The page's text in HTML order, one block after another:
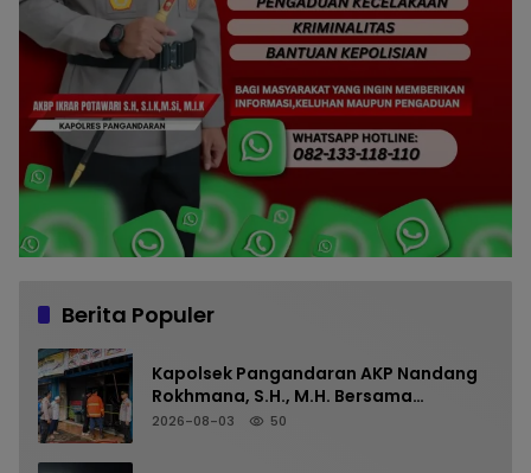
Berita Populer
Kapolsek Pangandaran AKP Nandang
Rokhmana, S.H., M.H. Bersama
Anggota Cek TKP Kebakaran Ruko
2026-08-03 50